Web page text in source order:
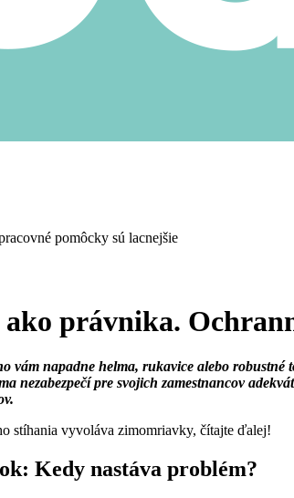
pomôcky sú lacnejšie
právnika.
vám napadne helma, rukavice alebo
nezabezpečí pre svojich zamestnancov
stíhania vyvoláva zimomriavky, čítajte ďalej!
Kedy nastáva problém?